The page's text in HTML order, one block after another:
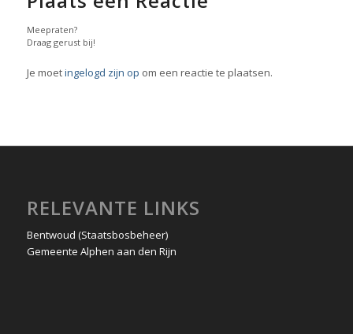
Meepraten?
Draag gerust bij!
Je moetingelogd zijn op om een reactie te plaatsen.
RELEVANTE LINKS
Bentwoud (Staatsbosbeheer)
Gemeente Alphen aan den Rijn